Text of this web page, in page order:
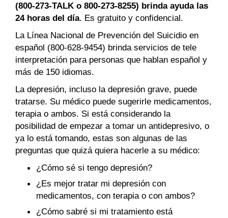
(800-273-TALK o 800-273-8255) brinda ayuda las
24 horas del día. Es gratuito y confidencial.
La Línea Nacional de Prevención del Suicidio en
español (800-628-9454) brinda servicios de tele
interpretación para personas que hablan español y
más de 150 idiomas.
La depresión, incluso la depresión grave, puede
tratarse. Su médico puede sugerirle medicamentos,
terapia o ambos. Si está considerando la
posibilidad de empezar a tomar un antidepresivo, o
ya lo está tomando, estas son algunas de las
preguntas que quizá quiera hacerle a su médico:
¿Cómo sé si tengo depresión?
¿Es mejor tratar mi depresión con
medicamentos, con terapia o con ambos?
¿Cómo sabré si mi tratamiento está